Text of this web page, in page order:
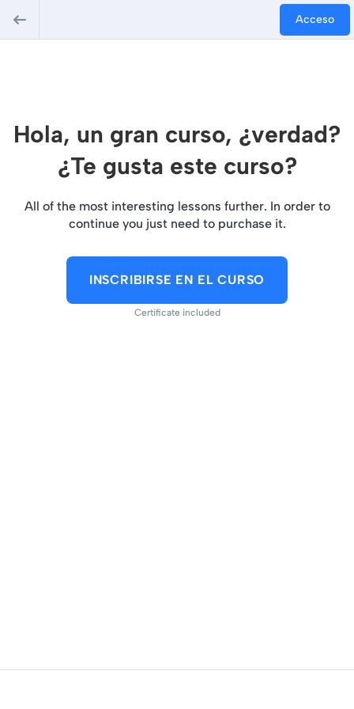
Acceso
Hola, un gran curso, ¿verdad?
¿Te gusta este curso?
All of the most interesting lessons further. In order to
continue you just need to purchase it.
INSCRIBIRSE EN EL CURSO
Certificate included